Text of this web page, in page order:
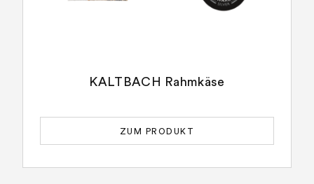
KALTBACH Rahmkäse
ZUM PRODUKT